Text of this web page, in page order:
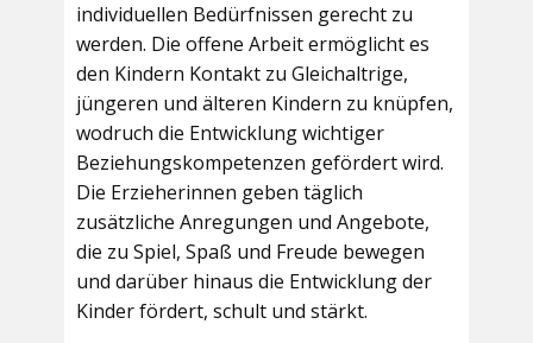
individuellen Bedürfnissen gerecht zu
werden. Die offene Arbeit ermöglicht es
den Kindern Kontakt zu Gleichaltrige,
jüngeren und älteren Kindern zu knüpfen,
wodruch die Entwicklung wichtiger
Beziehungskompetenzen gefördert wird.
Die Erzieherinnen geben täglich
zusätzliche Anregungen und Angebote,
die zu Spiel, Spaß und Freude bewegen
und darüber hinaus die Entwicklung der
Kinder fördert, schult und stärkt.